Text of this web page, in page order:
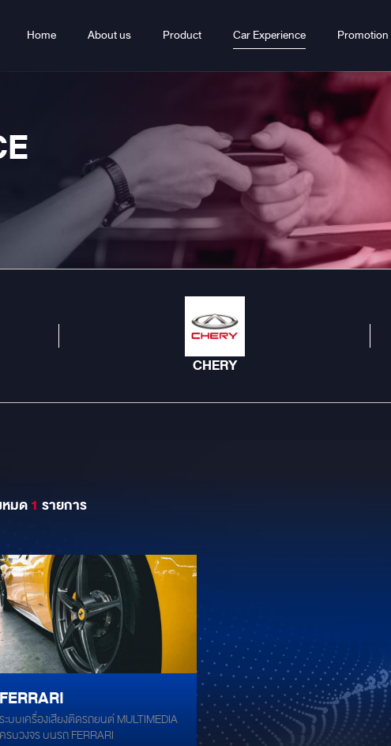
Home About us Product Car Experience Promotion
CHERY
มด1 รายการ
FERRARI
ระบบเครื่องเสียงติดรถยนต์ MULTIMEDIA
ครบวงจร บนรถ FERRARI